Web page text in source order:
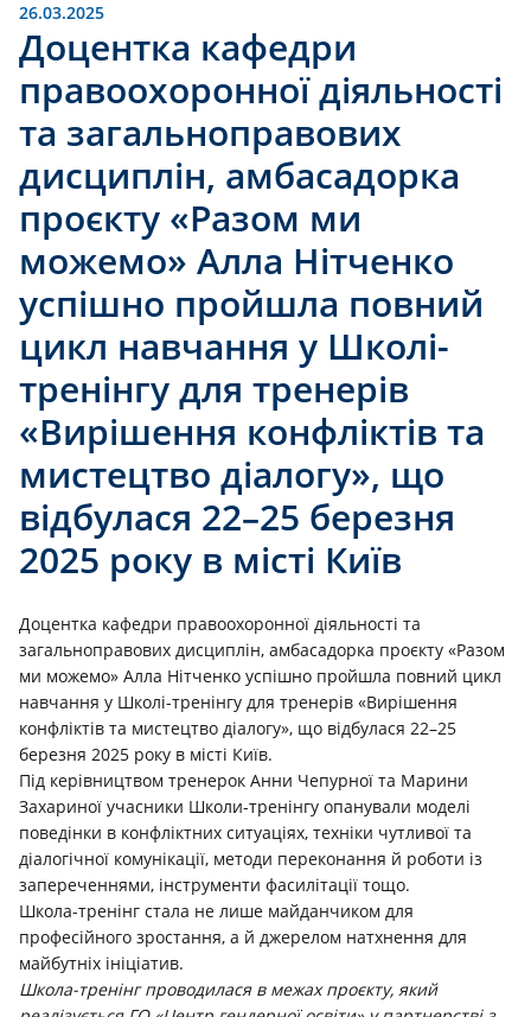
26.03.2025
Доцентка кафедри
правоохоронної діяльності
та загальноправових
дисциплін, амбасадорка
проєкту «Разом ми
можемо» Алла Нітченко
успішно пройшла повний
цикл навчання у Школі-
тренінгу для тренерів
«Вирішення конфліктів та
мистецтво діалогу», що
відбулася 22–25 березня
2025 року в місті Київ
Доцентка кафедри правоохоронної діяльності та
загальноправових дисциплін, амбасадорка проєкту «Разом
ми можемо» Алла Нітченко успішно пройшла повний цикл
навчання у Школі-тренінгу для тренерів «Вирішення
конфліктів та мистецтво діалогу», що відбулася 22–25
березня 2025 року в місті Київ.
Під керівництвом тренерок Анни Чепурної та Марини
Захариної учасники Школи-тренінгу опанували моделі
поведінки в конфліктних ситуаціях, техніки чутливої та
діалогічної комунікації, методи переконання й роботи із
запереченнями, інструменти фасилітації тощо.
Школа-тренінг стала не лише майданчиком для
професійного зростання, а й джерелом натхнення для
майбутніх ініціатив.
Школа-тренінг проводилася в межах проєкту, який